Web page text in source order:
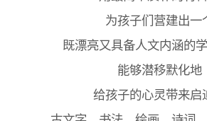
为孩子们营建出一
既漂亮又具备人文内涵的学
能够潜移默化地
给孩子的心灵带来启